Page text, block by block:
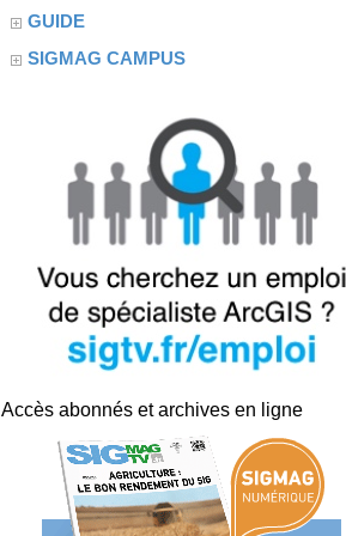
GUIDE
SIGMAG CAMPUS
Accès abonnés et archives en ligne